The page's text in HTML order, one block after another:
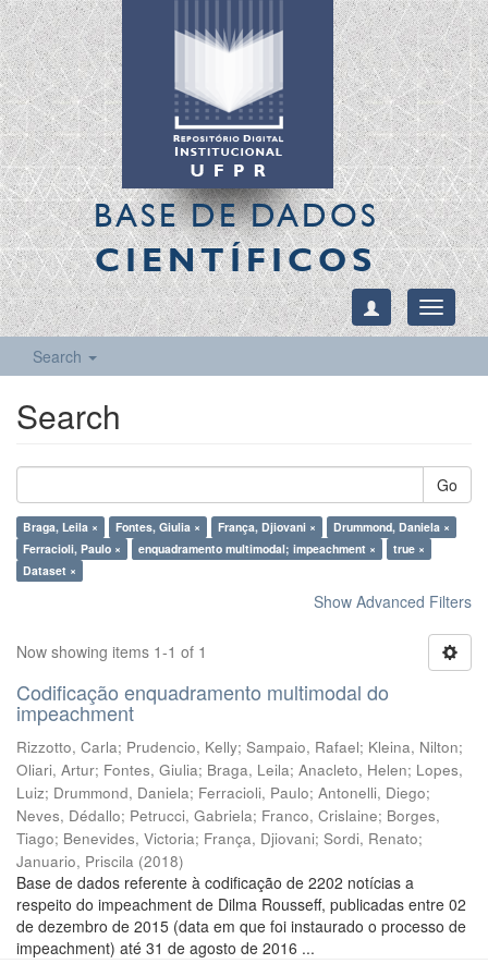
BASE DE DADOS
CIENTÍFICOS
Toggle
Search
Search
Go
Braga, Leila × Fontes, Giulia × França, Djiovani ×
Drummond, Daniela ×
Ferracioli, Paulo ×
enquadramento multimodal; impeachment ×
true ×
Dataset ×
Show Advanced Filters
Now showing items 1-1 of 1
Codificação enquadramento multimodal do
impeachment
Rizzotto, Carla; Prudencio, Kelly; Sampaio, Rafael; Kleina, Nilton;
Oliari, Artur; Fontes, Giulia; Braga, Leila; Anacleto, Helen; Lopes,
Luiz; Drummond, Daniela; Ferracioli, Paulo; Antonelli, Diego;
Neves, Dédallo; Petrucci, Gabriela; Franco, Crislaine; Borges,
Tiago; Benevides, Victoria; França, Djiovani; Sordi, Renato;
Januario, Priscila (2018)
Base de dados referente à codificação de 2202 notícias a
respeito do impeachment de Dilma Rousseff, publicadas entre 02
de dezembro de 2015 (data em que foi instaurado o processo de
impeachment) até 31 de agosto de 2016 ...